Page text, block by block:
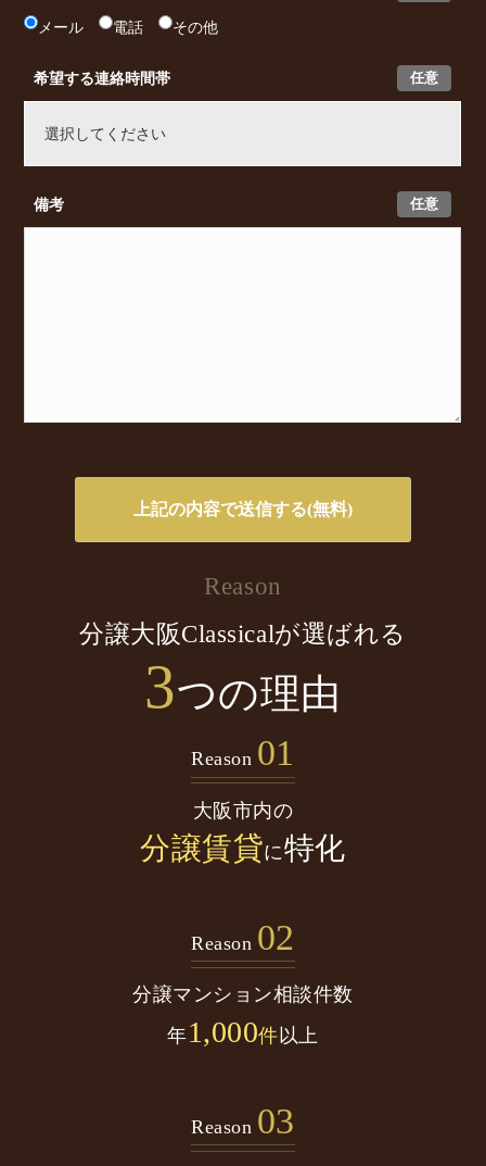
メール 電話 その他
任意
希望する連絡時間帯
任意
備考
Reason
分譲大阪Classicalが選ばれる
3つの理由
Reason 01
大阪市内の
分譲賃貸に特化
Reason 02
分譲マンション相談件数
年1,000件以上
Reason 03